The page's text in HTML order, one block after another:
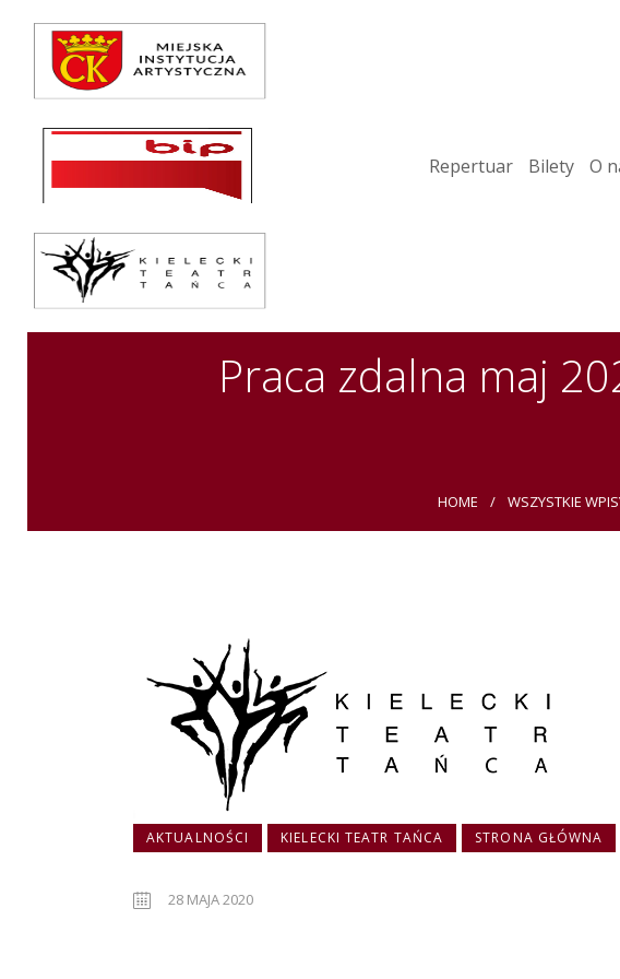
Repertuar Bilety O
Praca zdalna maj
HOME WSZYSTKIE
Repertuar
Teatr / Zespół
Szkoła
Przestrzenie Sztuki
Warsztaty
Festiwal
Kurs instruktorski
AKTUALNOŚCI KIELECKI TEATR TAŃCA STRONA GŁÓWNA
28 MAJA 2020